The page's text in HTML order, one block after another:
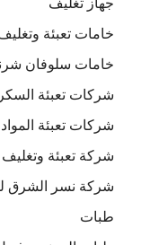
خامات تعبئة
خامات سلوفان
شركات تعبئة
شركات تعبئة المواد
شركة تعبئة وتغليف
شركة نسر الشرق
طبات